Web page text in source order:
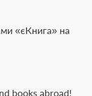
«єКнига» на
books abroad!